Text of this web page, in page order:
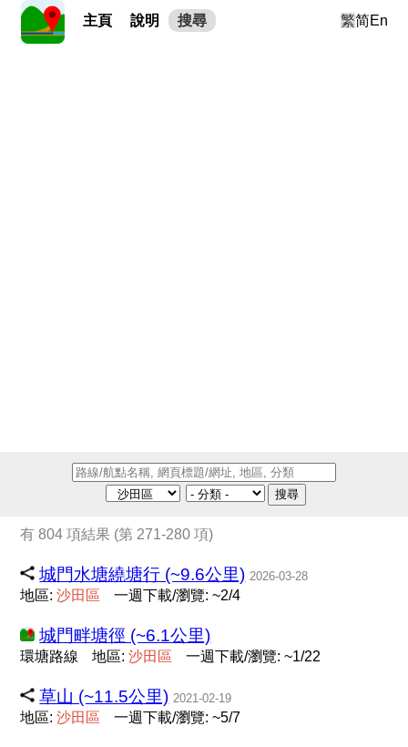
主頁 說明 搜尋 繁简En
搜尋
有 804 項結果 (第 271-280 項)
城門水塘繞塘行 (~9.6公里) 2026-03-28
地區:沙田 區 一週下載/瀏覽: ~2/4
城門畔塘徑 (~6.1公里)
環塘路線 地區:沙田 區 一週下載/瀏覽: ~1/22
草山 (~11.5公里) 2021-02-19
地區:沙田 區 一週下載/瀏覽: ~5/7